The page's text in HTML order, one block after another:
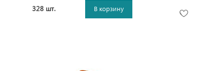
328 шт. В корзину